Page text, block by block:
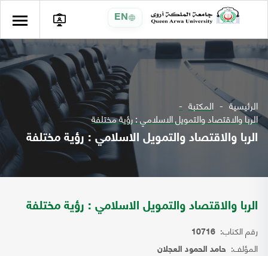
EN
الرئيسية المكتبة
الربا والاقتصاد والتمويل الاسلامي : رؤية مختلفة
الربا والاقتصاد والتمويل الاسلامي : رؤية مختلفة
الربا والاقتصاد والتمويل الاسلامي : رؤية مختلفة
رقم الكتاب: 10716
المؤلف: حامد الحمود العجلان